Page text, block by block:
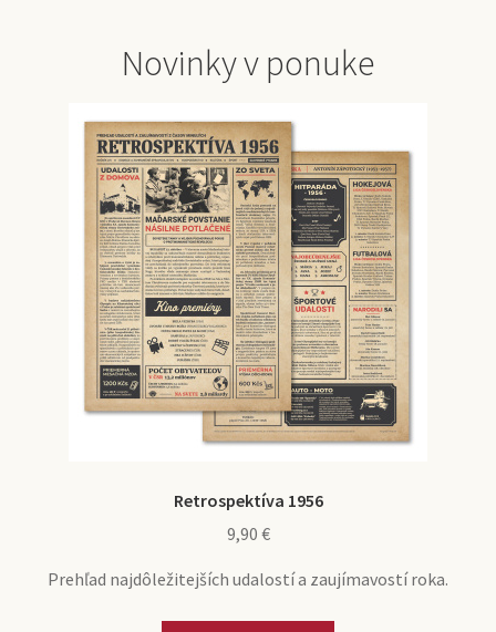
Novinky v ponuke
Retrospektíva 1956
9,90 €
Prehľad najdôležitejších udalostí a zaujímavostí roka.